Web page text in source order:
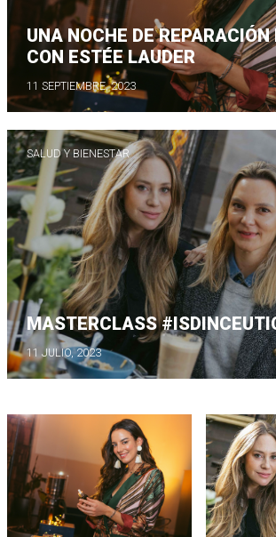
UNA NOCHE DE REPARACIÓN
CON ESTÉE LAUDER
11 SEPTIEMBRE, 2023
SALUD Y BIENESTAR
MASTERCLASS
11 JULIO, 2023